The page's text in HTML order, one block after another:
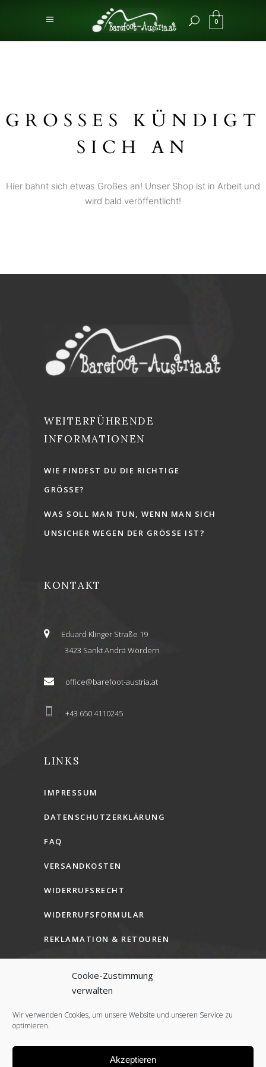
Cookie-Zustimmung
verwalten
Wir verwenden Cookies, um unsere Website und unseren Service zu
optimieren.
Akzeptieren
0
GROSSES KÜNDIGT S
ICH AN
Hier bahnt sich etwas Großes an! Unser Shop ist in Arbeit und
wird bald veröffentlicht!
WEITERFÜHRENDE
INFORMATIONEN
WIE FINDEST DU DIE RICHTIGE
GRÖSSE?
WAS SOLL MAN TUN, WENN MAN SICH
UNSICHER WEGEN DER GRÖSSE IST?
KONTAKT
Eduard Klinger Straße 19
3423 Sankt Andrä Wördern
office@barefoot-austria.at
+43 650 4110245
LINKS
IMPRESSUM
DATENSCHUTZERKLÄRUNG
FAQ
VERSANDKOSTEN
WIDERRUFSRECHT
WIDERRUFSFORMULAR
REKLAMATION & RETOUREN
AGB (B2B)
COOKIE-RICHTLINIE (EU)